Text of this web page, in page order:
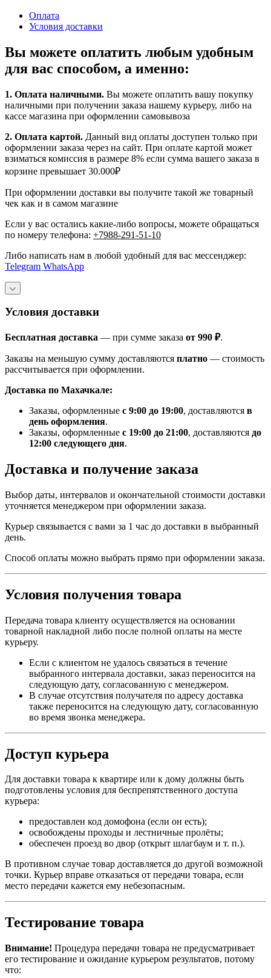
Оплата
Условия доставки
Вы можете оплатить любым удобным
для вас способом, а именно:
1. Оплата наличными. Вы можете оплатить вашу покупку
наличными при получении заказа нашему курьеру, либо на
кассе магазина при оформлении самовывоза
2. Оплата картой. Данный вид оплаты доступен только при
оформлении заказа через на сайт. При оплате картой может
взиматься комиссия в размере 8% если сумма вашего заказа в
корзине превышает 30.000₽
При оформлении доставки вы получите такой же товарный
чек как и в самом магазине
Если у вас остались какие-либо вопросы, можете обращаться
по номеру телефона: +7988-291-51-10
Либо написать нам в любой удобный для вас мессенджер:
Telegram WhatsApp
Условия доставки
Бесплатная доставка — при сумме заказа от 990 ₽.
Заказы на меньшую сумму доставляются платно — стоимость
рассчитывается при оформлении.
Доставка по Махачкале:
Заказы, оформленные с 9:00 до 19:00, доставляются в
день оформления.
Заказы, оформленные с 19:00 до 21:00, доставляются до
12:00 следующего дня.
Доставка и получение заказа
Выбор даты, интервалов и окончательной стоимости доставки
уточняется менеджером при оформлении заказа.
Курьер связывается с вами за 1 час до доставки в выбранный
день.
Способ оплаты можно выбрать прямо при оформлении заказа.
Условия получения товара
Передача товара клиенту осуществляется на основании
товарной накладной либо после полной оплаты на месте
курьеру.
Если с клиентом не удалось связаться в течение
выбранного интервала доставки, заказ переносится на
следующую дату, согласованную с менеджером.
В случае отсутствия получателя по адресу доставка
также переносится на следующую дату, согласованную
во время звонка менеджера.
Доступ курьера
Для доставки товара к квартире или к дому должны быть
подготовлены условия для беспрепятственного доступа
курьера:
предоставлен код домофона (если он есть);
освобождены проходы и лестничные пролёты;
обеспечен проезд во двор (открыт шлагбаум и т. п.).
В противном случае товар доставляется до другой возможной
точки. Курьер вправе отказаться от передачи товара, если
место передачи кажется ему небезопасным.
Тестирование товара
Внимание! Процедура передачи товара не предусматривает
его тестирование и ожидание курьером результатов, потому
что: